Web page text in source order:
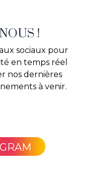
!
sociaux pour
en temps réel
nos dernières
à venir.